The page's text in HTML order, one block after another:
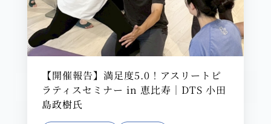
【開催報告】満足度5.0！アスリートピ
ラティスセミナー in 恵比寿｜DTS 小田
島政樹氏